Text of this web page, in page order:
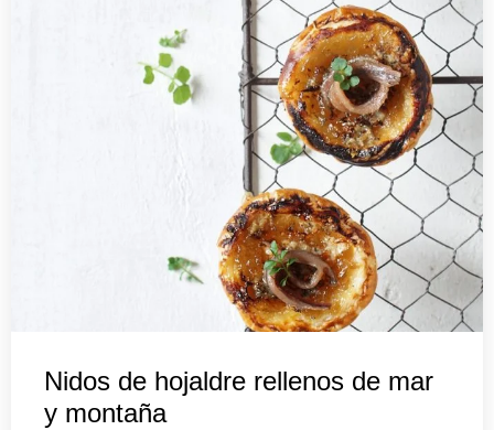
Nidos de hojaldre rellenos de mar
y montaña